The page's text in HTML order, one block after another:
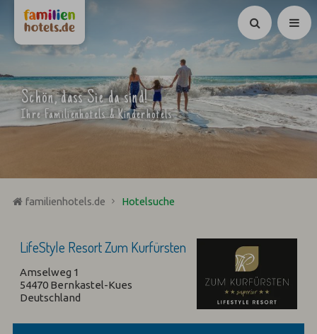
Suchen
Schön, dass Sie da sind!
Ihre Familienhotels & Kinderhotels
familienhotels.de Hotelsuche
LifeStyle Resort Zum Kurfürsten
Amselweg 1
54470 Bernkastel-Kues
Deutschland